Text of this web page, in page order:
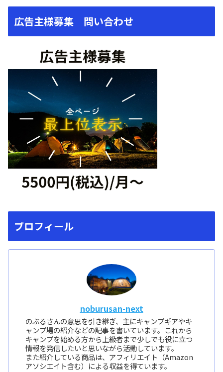
広告主様募集 問い合わせ
プロフィール
noburusan-next
のぶるさんの意思を引き継ぎ、主にキャンプギアやキ
ャンプ場の紹介などの記事を書いています。これから
キャンプを始める方から上級者まで少しでも役に立つ
情報を発信したいと思いながら活動しています。
また紹介している商品は、アフィリエイト（Amazon
アソシエイト含む）による収益を得ています。